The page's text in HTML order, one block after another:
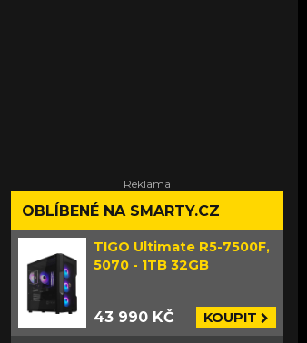
OBLÍBENÉ NA SMARTY.CZ
TIGO Ultimate R5-7500F,
5070 - 1TB 32GB
43 990 KČ KOUPIT